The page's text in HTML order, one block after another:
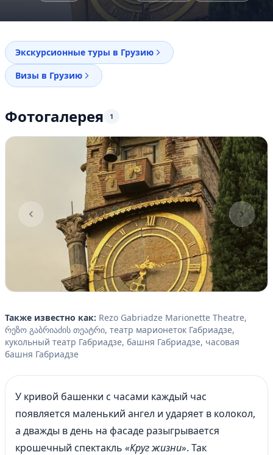
Экскурсионные туры в Грузию
Визы в Грузию
Фотогалерея 1
1
of
1
Также известно как: Rezo Gabriadze Marionette Theatre,
რეზო გაბრიაძის თეატრი, театр марионеток Габриадзе,
кукольный театр Габриадзе, башня Габриадзе, часовая
башня Габриадзе
У кривой башенки с часами каждый час
появляется маленький ангел и ударяет в колокол,
а дважды в день на фасаде разыгрывается
крошечный спектакль «Круг жизни». Так